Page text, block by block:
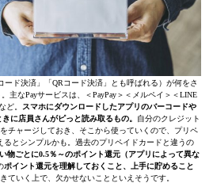
ード決済」「QRコード決済」とも呼ばれる）が何をさ
主なPayサービスは、＜PayPay＞＜メルペイ＞＜LINE
ど。 スマホにダウンロードしたアプリのバーコードや
に店員さんがピっと読み取るもの。
自分のクレジット
チャージしておき、そこから使っていくので、プリペ
るとシンプルかも。過去のプリペイドカードと違うの
物ごとに0.5％～のポイント還元（アプリによって異な
ポイント還元を理解しておくこと、上手に貯めること
ていく上で、欠かせないことといえそうです。